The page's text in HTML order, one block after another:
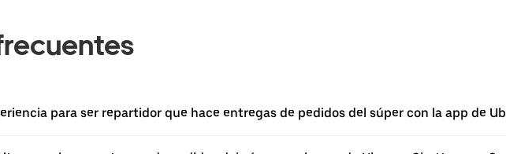
para ser repartidor que hace entregas de pedidos del súper con la app de